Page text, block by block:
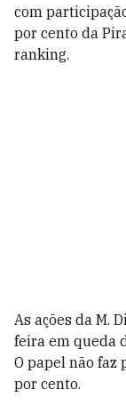
com
por cento da
ranking.
As ações da M.
feira em queda
O papel não faz
por cento.